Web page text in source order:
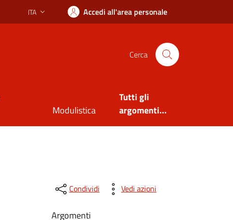
Lingua attiva:
ITA Accedi all'area personale
Cerca
Modulistica
Tutti gli
argomenti...
Condividi Vedi azioni
Argomenti